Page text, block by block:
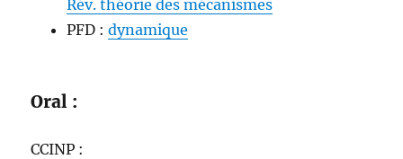
Rév. théorie des mécanismes
PFD :dynamique
Oral :
CCINP :